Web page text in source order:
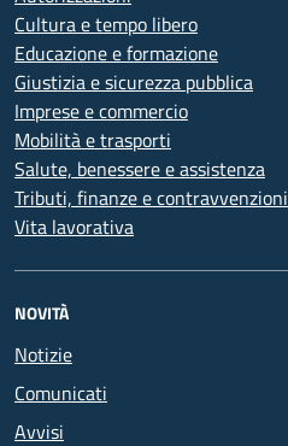
Cultura e tempo libero
Educazione e formazione
Giustizia e sicurezza pubblica
Imprese e commercio
Mobilità e trasporti
Salute, benessere e assistenza
Tributi, finanze e contravvenzioni
Vita lavorativa
NOVITÀ
Notizie
Comunicati
Avvisi